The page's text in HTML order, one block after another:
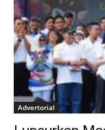
Advertorial